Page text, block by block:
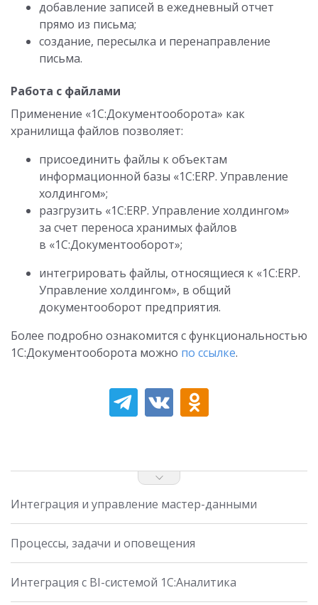
добавление записей в ежедневный отчет
прямо из письма;
создание, пересылка и перенаправление
письма.
Работа с файлами
Применение «1С:Документооборота» как
хранилища файлов позволяет:
присоединить файлы к объектам
информационной базы «1С:ERP. Управление
холдингом»;
разгрузить «1С:ERP. Управление холдингом»
за счет переноса хранимых файлов
в «1С:Документооборот»;
интегрировать файлы, относящиеся к «1С:ERP.
Управление холдингом», в общий
документооборот предприятия.
Более подробно ознакомится с функциональностью
1С:Документооборота можно по ссылке.
Интеграция и управление мастер-данными
Процессы, задачи и оповещения
Интеграция с BI-системой 1С:Аналитика